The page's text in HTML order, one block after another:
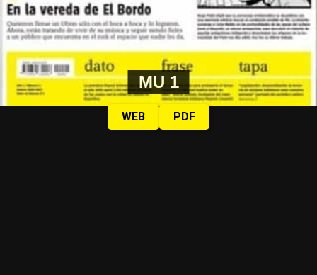
MU 1
WEB PDF